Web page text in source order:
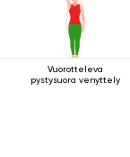
Vuorotteleva
pystysuora venyttely